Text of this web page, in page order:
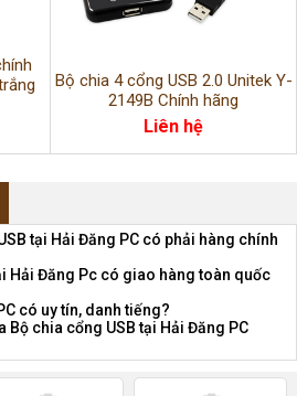
Bộ chia 4 cổng USB 2.0 Unitek Y-
2149B Chính hãng
Liên hệ
tại Hải Đăng PC có phải hàng chính
Hải Đăng Pc có giao hàng toàn quốc
có uy tín, danh tiếng?
Bộ chia cổng USB tại Hải Đăng PC